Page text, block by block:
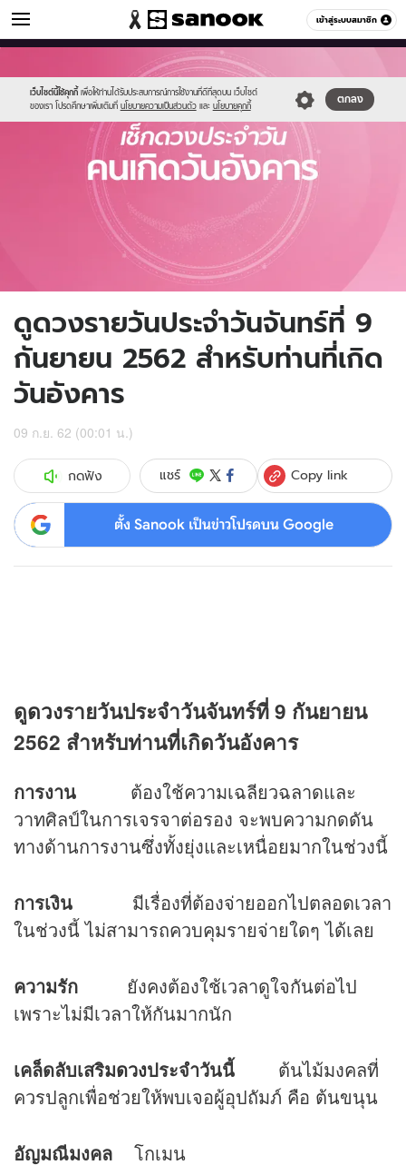
เข้าสู่ระบบสมาชิก
ดูดวง หมวดอื่นๆ
เว็บไซต์นี้ใช้คุกกี้ เพื่อให้ท่านได้รับประสบการณ์การใช้งานที่ดีที่สุดบน เว็บไซต์
ของเรา โปรดศึกษาเพิ่มเติมที่ นโยบายความเป็นส่วนตัว และ นโยบายคุกกี้
ตกลง
//s.isanook.com/sr/0/images/logo-
new-
sanook.png
//s.isanook.com/ho/0/ud/fxd/day/tuesday.jpg
ดูดวงรายวันประจำวันจันทร์ที่ 9
กันยายน 2562 สำหรับท่านที่เกิด
วันอังคาร
09 ก.ย. 62 (00:01 น.)
กดฟัง แชร์ Copy link
ตั้ง Sanook เป็นข่าวโปรดบน Google
ดูดวงรายวันประจำวันจันทร์ที่ 9 กันยายน
2562 สำหรับท่านที่เกิดวันอังคาร
การงาน ต้องใช้ความเฉลียวฉลาดและ
วาทศิลป์ในการเจรจาต่อรอง จะพบความกดดัน
ทางด้านการงานซึ่งทั้งยุ่งและเหนื่อยมากในช่วงนี้
การเงิน มีเรื่องที่ต้องจ่ายออกไปตลอดเวลา
ในช่วงนี้ ไม่สามารถควบคุมรายจ่ายใดๆ ได้เลย
ความรัก ยังคงต้องใช้เวลาดูใจกันต่อไป
เพราะไม่มีเวลาให้กันมากนัก
เคล็ดลับเสริมดวงประจำวันนี้ ต้นไม้มงคลที่
ควรปลูกเพื่อช่วยให้พบเจอผู้อุปถัมภ์ คือ ต้นขนุน
อัญมณีมงคล โกเมน